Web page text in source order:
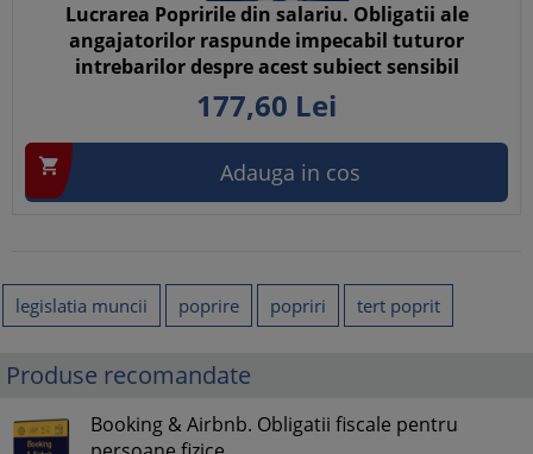
Lucrarea Popririle din salariu. Obligatii ale
angajatorilor raspunde impecabil tuturor
intrebarilor despre acest subiect sensibil
177,60 Lei
 Adauga in cos
legislatia muncii poprire popriri tert poprit
Produse recomandate
Booking & Airbnb. Obligatii fiscale pentru